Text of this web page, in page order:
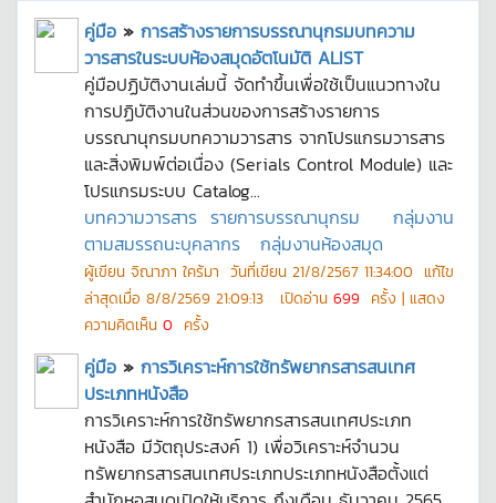
คู่มือ » การสร้างรายการบรรณานุกรมบทความ
วารสารในระบบห้องสมุดอัตโนมัติ ALIST
คู่มือปฏิบัติงานเล่มนี้ จัดทำขึ้นเพื่อใช้เป็นแนวทางใน
การปฏิบัติงานในส่วนของการสร้างรายการ
บรรณานุกรมบทความวารสาร จากโปรแกรมวารสาร
และสิ่งพิมพ์ต่อเนื่อง (Serials Control Module) และ
โปรแกรมระบบ Catalog...
บทความวารสาร รายการบรรณานุกรม
กลุ่มงาน
ตามสมรรถนะบุคลากร
กลุ่มงานห้องสมุด
ผู้เขียน จิณาภา ใคร้มา วันที่เขียน 21/8/2567 11:34:00 แก้ไข
ล่าสุดเมื่อ 8/8/2569 21:09:13 เปิดอ่าน 699 ครั้ง | แสดง
ความคิดเห็น 0 ครั้ง
คู่มือ » การวิเคราะห์การใช้ทรัพยากรสารสนเทศ
ประเภทหนังสือ
การวิเคราะห์การใช้ทรัพยากรสารสนเทศประเภท
หนังสือ มีวัตถุประสงค์ 1) เพื่อวิเคราะห์จำนวน
ทรัพยากรสารสนเทศประเภทประเภทหนังสือตั้งแต่